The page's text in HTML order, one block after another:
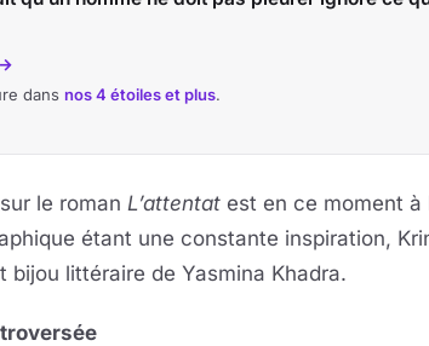
dans nos 4 étoiles et plus.
le roman L’attentat est en ce moment à
étant une constante inspiration,
bijou littéraire de Yasmina Khadra.